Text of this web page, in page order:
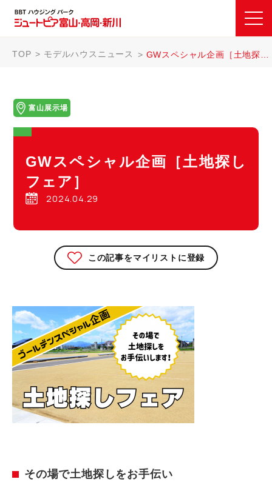
TOP モデルハウスニュース GWスペシャル企画［土地探しフェア］
富山展示場
GWスペシャル企画［土地探し
フェア］
2024.04.29
この記事をマイリストに登録
その場で土地探しをお手伝い